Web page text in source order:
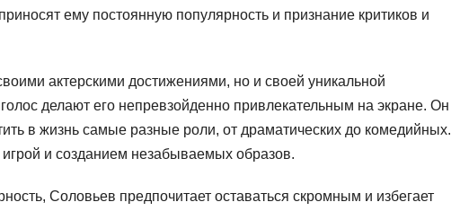
ему постоянную популярность и признание критиков и
актерскими достижениями, но и своей уникальной
делают его непревзойденно привлекательным на экране. Он
в жизнь самые разные роли, от драматических до комедийных.
и созданием незабываемых образов.
Соловьев предпочитает оставаться скромным и избегает